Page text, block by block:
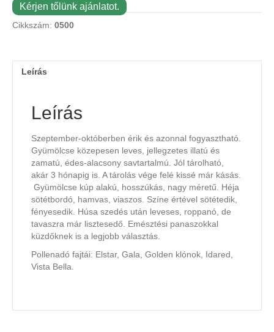
Kérjen tőlünk ajánlatot.
Cikkszám: 0500
Leírás
Leírás
Szeptember-októberben érik és azonnal fogyasztható.
Gyümölcse közepesen leves, jellegzetes illatú és
zamatú, édes-alacsony savtartalmú. Jól tárolható,
akár 3 hónapig is. A tárolás vége felé kissé már kásás.
Gyümölcse kúp alakú, hosszúkás, nagy méretű. Héja
sötétbordó, hamvas, viaszos. Színe értével sötétedik,
fényesedik. Húsa szedés után leveses, roppanó, de
tavaszra már lisztesedő. Emésztési panaszokkal
küzdőknek is a legjobb választás.
Pollenadó fajtái: Elstar, Gala, Golden klónok, Idared,
Vista Bella.